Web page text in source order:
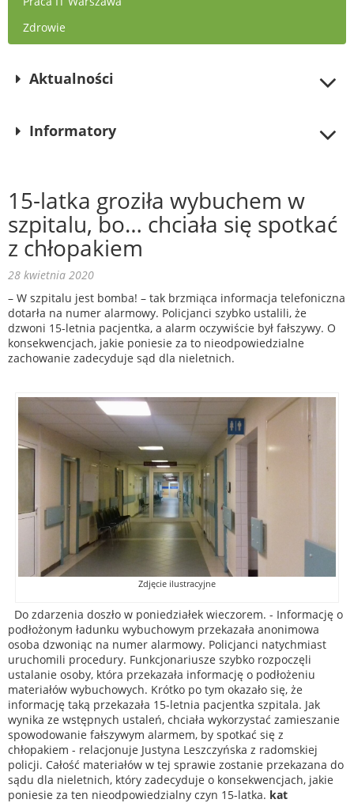
Zdrowie
Aktualności
Informatory
15-latka groziła wybuchem w
szpitalu, bo… chciała się spotkać
z chłopakiem
28 kwietnia 2020
– W szpitalu jest bomba! – tak brzmiąca informacja telefoniczna
dotarła na numer alarmowy. Policjanci szybko ustalili, że
dzwoni 15-letnia pacjentka, a alarm oczywiście był fałszywy. O
konsekwencjach, jakie poniesie za to nieodpowiedzialne
zachowanie zadecyduje sąd dla nieletnich.
Zdjęcie ilustracyjne
Do zdarzenia doszło w poniedziałek wieczorem. - Informację o
podłożonym ładunku wybuchowym przekazała anonimowa
osoba dzwoniąc na numer alarmowy. Policjanci natychmiast
uruchomili procedury. Funkcjonariusze szybko rozpoczęli
ustalanie osoby, która przekazała informację o podłożeniu
materiałów wybuchowych. Krótko po tym okazało się, że
informację taką przekazała 15-letnia pacjentka szpitala. Jak
wynika ze wstępnych ustaleń, chciała wykorzystać zamieszanie
spowodowanie fałszywym alarmem, by spotkać się z
chłopakiem - relacjonuje Justyna Leszczyńska z radomskiej
policji. Całość materiałów w tej sprawie zostanie przekazana do
sądu dla nieletnich, który zadecyduje o konsekwencjach, jakie
poniesie za ten nieodpowiedzialny czyn 15-latka. kat